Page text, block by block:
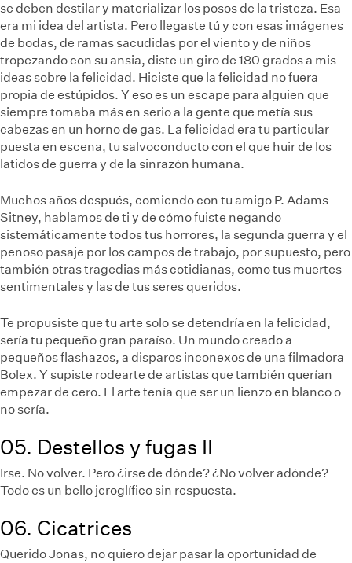
se deben destilar y materializar los posos de la tristeza. Esa
era mi idea del artista. Pero llegaste tú y con esas imágenes
de bodas, de ramas sacudidas por el viento y de niños
tropezando con su ansia, diste un giro de 180 grados a mis
ideas sobre la felicidad. Hiciste que la felicidad no fuera
propia de estúpidos. Y eso es un escape para alguien que
siempre tomaba más en serio a la gente que metía sus
cabezas en un horno de gas. La felicidad era tu particular
puesta en escena, tu salvoconducto con el que huir de los
latidos de guerra y de la sinrazón humana.
Muchos años después, comiendo con tu amigo P. Adams
Sitney, hablamos de ti y de cómo fuiste negando
sistemáticamente todos tus horrores, la segunda guerra y el
penoso pasaje por los campos de trabajo, por supuesto, pero
también otras tragedias más cotidianas, como tus muertes
sentimentales y las de tus seres queridos.
Te propusiste que tu arte solo se detendría en la felicidad,
sería tu pequeño gran paraíso. Un mundo creado a
pequeños flashazos, a disparos inconexos de una filmadora
Bolex. Y supiste rodearte de artistas que también querían
empezar de cero. El arte tenía que ser un lienzo en blanco o
no sería.
05. Destellos y fugas II
Irse. No volver. Pero ¿irse de dónde? ¿No volver adónde?
Todo es un bello jeroglífico sin respuesta.
06. Cicatrices
Querido Jonas, no quiero dejar pasar la oportunidad de